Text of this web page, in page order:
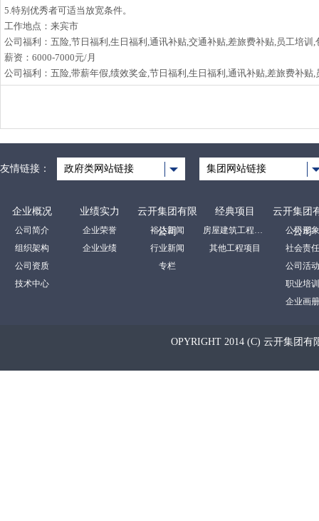
5.特别优秀者可适当放宽条件。
工作地点：来宾市
公司福利：五险,节日福利,生日福利,通讯补贴,交通补贴,差旅费补贴,员工培训,
薪资：6000-7000元/月
公司福利：五险,带薪年假,绩效奖金,节日福利,生日福利,通讯补贴,差旅费补贴
友情链接： 政府类网站链接 集团网站链接
企业概况
公司简介
组织架构
公司资质
技术中心
业绩实力
企业荣誉
企业业绩
云开集团有限
公司
裕达新闻
行业新闻
专栏
经典项目
房屋建筑工程项目
其他工程项目
云开集团
公司
公司形象
社会责任
公司活动
职业培训
企业画册
OPYRIGHT 2014 (C) 云开集团有